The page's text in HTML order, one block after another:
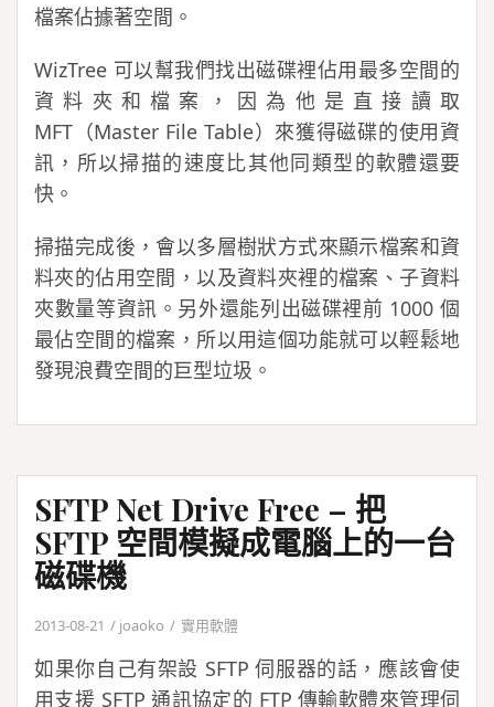
檔案佔據著空間。
WizTree 可以幫我們找出磁碟裡佔用最多空間的
資料夾和檔案，因為他是直接讀取
MFT（Master File Table）來獲得磁碟的使用資
訊，所以掃描的速度比其他同類型的軟體還要
快。
掃描完成後，會以多層樹狀方式來顯示檔案和資
料夾的佔用空間，以及資料夾裡的檔案、子資料
夾數量等資訊。另外還能列出磁碟裡前 1000 個
最佔空間的檔案，所以用這個功能就可以輕鬆地
發現浪費空間的巨型垃圾。
SFTP Net Drive Free – 把
SFTP 空間模擬成電腦上的一台
磁碟機
2013-08-21 joaoko 實用軟體
如果你自己有架設 SFTP 伺服器的話，應該會使
用支援 SFTP 通訊協定的 FTP 傳輸軟體來管理伺